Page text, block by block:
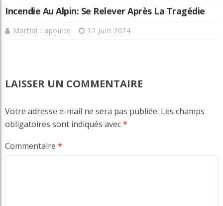
Incendie Au Alpin: Se Relever Après La Tragédie
Martial Lapointe 12 Juin 2024
LAISSER UN COMMENTAIRE
Votre adresse e-mail ne sera pas publiée. Les champs
obligatoires sont indiqués avec*
Commentaire *